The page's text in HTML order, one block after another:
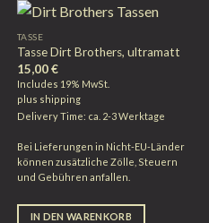
TASSE
Tasse Dirt Brothers, ultramatt
15,00€
Includes 19% MwSt.
plus shipping
Delivery Time: ca. 2-3 Werktage
Bei Lieferungen in Nicht-EU-Länder
können zusätzliche Zölle, Steuern
und Gebühren anfallen.
IN DEN WARENKORB